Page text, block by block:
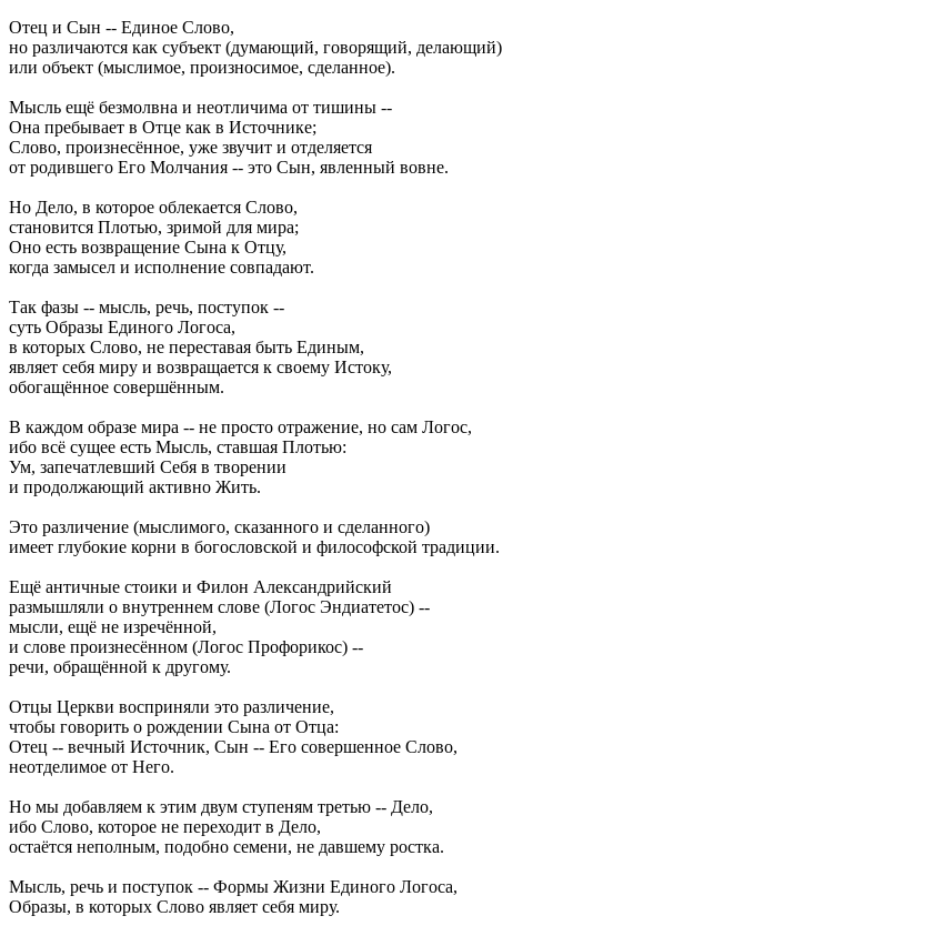
Отец и Сын -- Единое Слово,
но различаются как субъект (думающий, говорящий, делающий)
или объект (мыслимое, произносимое, сделанное).
Мысль ещё безмолвна и неотличима от тишины --
Она пребывает в Отце как в Источнике;
Слово, произнесённое, уже звучит и отделяется
от родившего Его Молчания -- это Сын, явленный вовне.
Но Дело, в которое облекается Слово,
становится Плотью, зримой для мира;
Оно есть возвращение Сына к Отцу,
когда замысел и исполнение совпадают.
Так фазы -- мысль, речь, поступок --
суть Образы Единого Логоса,
в которых Слово, не переставая быть Единым,
являет себя миру и возвращается к своему Истоку,
обогащённое совершённым.
В каждом образе мира -- не просто отражение, но сам Логос,
ибо всё сущее есть Мысль, ставшая Плотью:
Ум, запечатлевший Себя в творении
и продолжающий активно Жить.
Это различение (мыслимого, сказанного и сделанного)
имеет глубокие корни в богословской и философской традиции.
Ещё античные стоики и Филон Александрийский
размышляли о внутреннем слове (Логос Эндиатетос) --
мысли, ещё не изречённой,
и слове произнесённом (Логос Профорикос) --
речи, обращённой к другому.
Отцы Церкви восприняли это различение,
чтобы говорить о рождении Сына от Отца:
Отец -- вечный Источник, Сын -- Его совершенное Слово,
неотделимое от Него.
Но мы добавляем к этим двум ступеням третью -- Дело,
ибо Слово, которое не переходит в Дело,
остаётся неполным, подобно семени, не давшему ростка.
Мысль, речь и поступок -- Формы Жизни Единого Логоса,
Образы, в которых Слово являет себя миру.